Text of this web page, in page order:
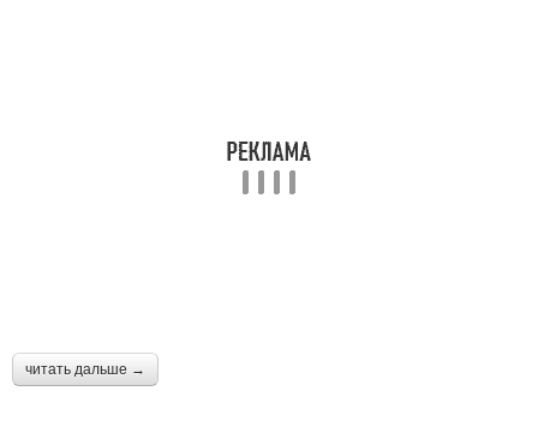
читать дальше →